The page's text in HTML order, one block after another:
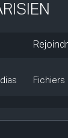
Fichiers